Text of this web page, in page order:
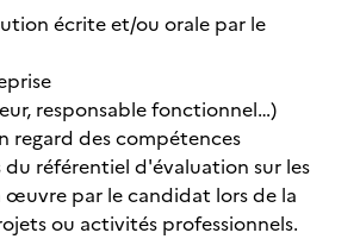
écrite et/ou orale par le
responsable fonctionnel…)
regard des compétences
du référentiel d'évaluation sur les
œuvre par le candidat lors de la
ou activités professionnels.